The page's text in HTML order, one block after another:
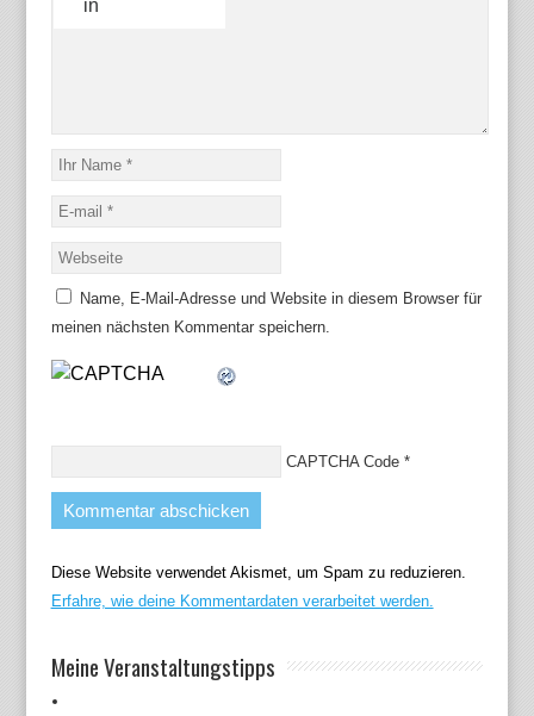
in
Name, E-Mail-Adresse und Website in diesem Browser für
meinen nächsten Kommentar speichern.
CAPTCHA Code*
Diese Website verwendet Akismet, um Spam zu reduzieren.
Erfahre, wie deine Kommentardaten verarbeitet werden.
Meine Veranstaltungstipps